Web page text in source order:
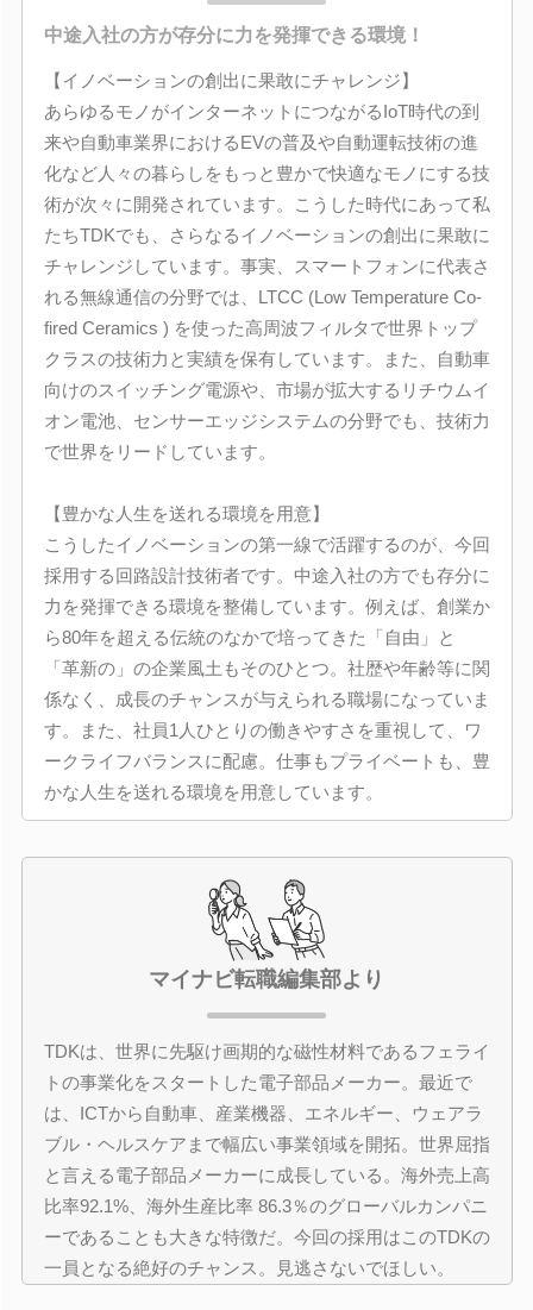
中途入社の方が存分に力を発揮できる環境！
【イノベーションの創出に果敢にチャレンジ】
あらゆるモノがインターネットにつながるIoT時代の到
来や自動車業界におけるEVの普及や自動運転技術の進
化など人々の暮らしをもっと豊かで快適なモノにする技
術が次々に開発されています。こうした時代にあって私
たちTDKでも、さらなるイノベーションの創出に果敢に
チャレンジしています。事実、スマートフォンに代表さ
れる無線通信の分野では、LTCC (Low Temperature Co-
fired Ceramics ) を使った高周波フィルタで世界トップ
クラスの技術力と実績を保有しています。また、自動車
向けのスイッチング電源や、市場が拡大するリチウムイ
オン電池、センサーエッジシステムの分野でも、技術力
で世界をリードしています。
【豊かな人生を送れる環境を用意】
こうしたイノベーションの第一線で活躍するのが、今回
採用する回路設計技術者です。中途入社の方でも存分に
力を発揮できる環境を整備しています。例えば、創業か
ら80年を超える伝統のなかで培ってきた「自由」と
「革新の」の企業風土もそのひとつ。社歴や年齢等に関
係なく、成長のチャンスが与えられる職場になっていま
す。また、社員1人ひとりの働きやすさを重視して、ワ
ークライフバランスに配慮。仕事もプライベートも、豊
かな人生を送れる環境を用意しています。
マイナビ転職編集部より
TDKは、世界に先駆け画期的な磁性材料であるフェライ
トの事業化をスタートした電子部品メーカー。最近で
は、ICTから自動車、産業機器、エネルギー、ウェアラ
ブル・ヘルスケアまで幅広い事業領域を開拓。世界屈指
と言える電子部品メーカーに成長している。海外売上高
比率92.1%、海外生産比率 86.3％のグローバルカンパニ
ーであることも大きな特徴だ。今回の採用はこのTDKの
一員となる絶好のチャンス。見逃さないでほしい。